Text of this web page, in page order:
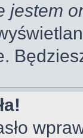
jestem